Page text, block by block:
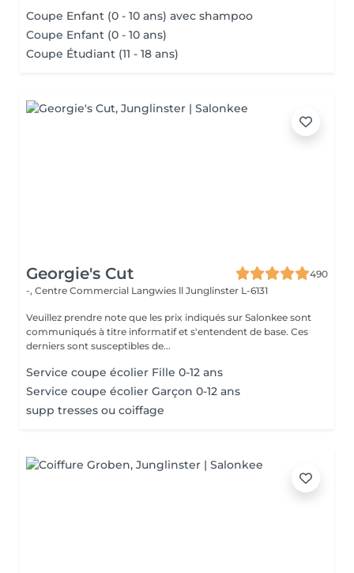
Coupe Enfant (0 - 10 ans) avec shampoo
Coupe Enfant (0 - 10 ans)
Coupe Étudiant (11 - 18 ans)
Georgie's Cut
490
-, Centre Commercial Langwies ll Junglinster L-6131
Veuillez prendre note que les prix indiqués sur Salonkee sont
communiqués à titre informatif et s'entendent de base. Ces
derniers sont susceptibles de...
Service coupe écolier Fille 0-12 ans
Service coupe écolier Garçon 0-12 ans
supp tresses ou coiffage